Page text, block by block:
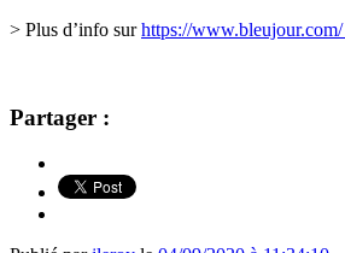
> Plus d’info surhttps://www.bleujour.com/
Partager :